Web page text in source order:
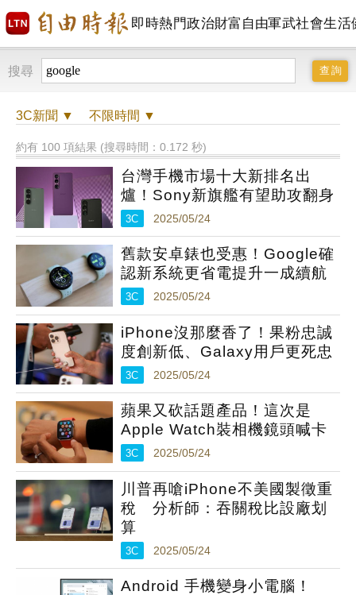
即時熱門政治財富自由軍武社會生活
搜尋
3C新聞 ▼ 不限時間 ▼
約有 100 項結果 (搜尋時間：0.172 秒)
台灣手機市場十大新排名出
爐！Sony新旗艦有望助攻翻身
3C 2025/05/24
舊款安卓錶也受惠！Google確
認新系統更省電提升一成續航
3C 2025/05/24
iPhone沒那麼香了！果粉忠誠
度創新低、Galaxy用戶更死忠
3C 2025/05/24
蘋果又砍話題產品！這次是
Apple Watch裝相機鏡頭喊卡
3C 2025/05/24
川普再嗆iPhone不美國製徵重
稅 分析師：吞關稅比設廠划
算
3C 2025/05/24
Android 手機變身小電腦！